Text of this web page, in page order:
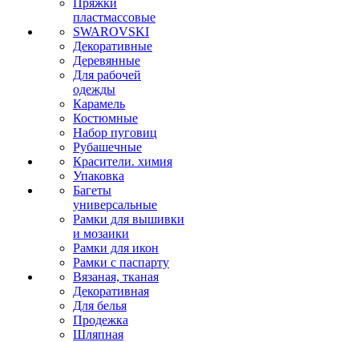
Пряжки
пластмассовые
SWAROVSKI
Декоративные
Деревянные
Для рабочей
одежды
Карамель
Костюмные
Набор пуговиц
Рубашечные
Красители. химия
Упаковка
Багеты
универсальные
Рамки для вышивки
и мозаики
Рамки для икон
Рамки с паспарту
Вязаная, тканая
Декоративная
Для белья
Продежка
Шляпная